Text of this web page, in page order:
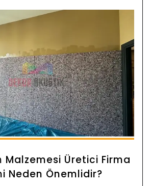
Malzemesi Üretici Firma
Neden Önemlidir?